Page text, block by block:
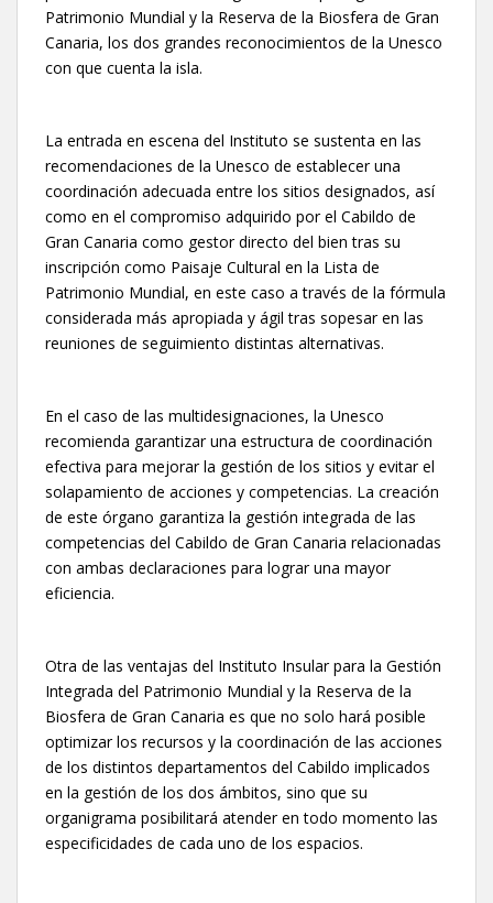
Patrimonio Mundial y la Reserva de la Biosfera de Gran
Canaria, los dos grandes reconocimientos de la Unesco
con que cuenta la isla.
La entrada en escena del Instituto se sustenta en las
recomendaciones de la Unesco de establecer una
coordinación adecuada entre los sitios designados, así
como en el compromiso adquirido por el Cabildo de
Gran Canaria como gestor directo del bien tras su
inscripción como Paisaje Cultural en la Lista de
Patrimonio Mundial, en este caso a través de la fórmula
considerada más apropiada y ágil tras sopesar en las
reuniones de seguimiento distintas alternativas.
En el caso de las multidesignaciones, la Unesco
recomienda garantizar una estructura de coordinación
efectiva para mejorar la gestión de los sitios y evitar el
solapamiento de acciones y competencias. La creación
de este órgano garantiza la gestión integrada de las
competencias del Cabildo de Gran Canaria relacionadas
con ambas declaraciones para lograr una mayor
eficiencia.
Otra de las ventajas del Instituto Insular para la Gestión
Integrada del Patrimonio Mundial y la Reserva de la
Biosfera de Gran Canaria es que no solo hará posible
optimizar los recursos y la coordinación de las acciones
de los distintos departamentos del Cabildo implicados
en la gestión de los dos ámbitos, sino que su
organigrama posibilitará atender en todo momento las
especificidades de cada uno de los espacios.